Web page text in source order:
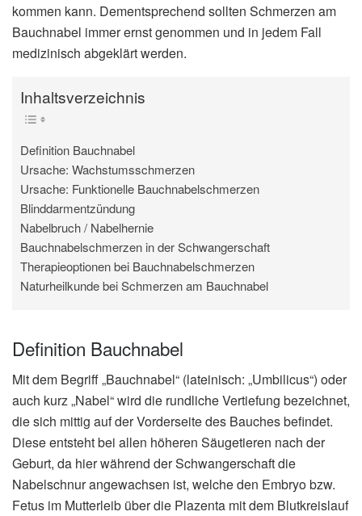
kommen kann. Dementsprechend sollten Schmerzen am
Bauchnabel immer ernst genommen und in jedem Fall
medizinisch abgeklärt werden.
Inhaltsverzeichnis
Definition Bauchnabel
Ursache: Wachstumsschmerzen
Ursache: Funktionelle Bauchnabelschmerzen
Blinddarmentzündung
Nabelbruch / Nabelhernie
Bauchnabelschmerzen in der Schwangerschaft
Therapieoptionen bei Bauchnabelschmerzen
Naturheilkunde bei Schmerzen am Bauchnabel
Definition Bauchnabel
Mit dem Begriff „Bauchnabel“ (lateinisch: „Umbilicus“) oder
auch kurz „Nabel“ wird die rundliche Vertiefung bezeichnet,
die sich mittig auf der Vorderseite des Bauches befindet.
Diese entsteht bei allen höheren Säugetieren nach der
Geburt, da hier während der Schwangerschaft die
Nabelschnur angewachsen ist, welche den Embryo bzw.
Fetus im Mutterleib über die Plazenta mit dem Blutkreislauf